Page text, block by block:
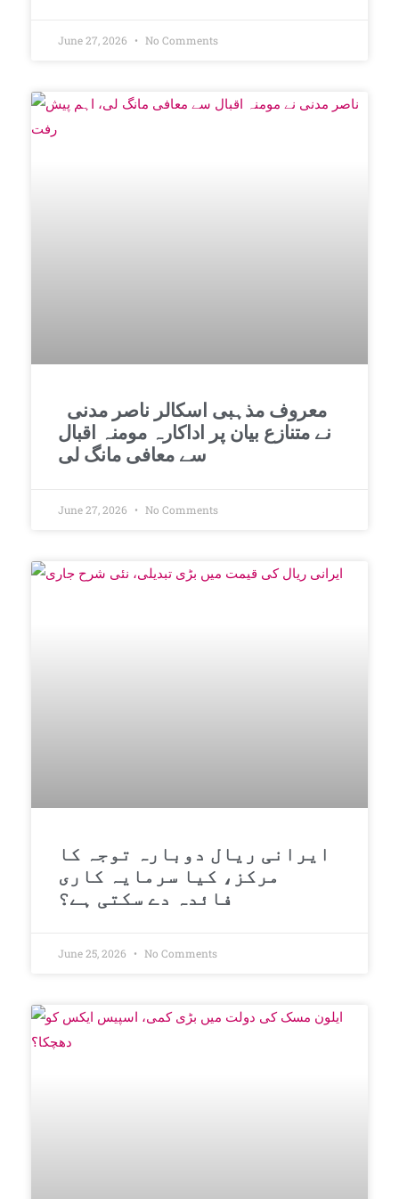
June 27, 2026 No Comments
نے متنازع بیان پر اداکارہ مومنہ اقبال
سے معافی مانگ لی
June 27, 2026 No Comments
ایرانی ریال دوبارہ توجہ کا
مرکز، کیا سرمایہ کاری
فائدہ دے سکتی ہے؟
June 25, 2026 No Comments